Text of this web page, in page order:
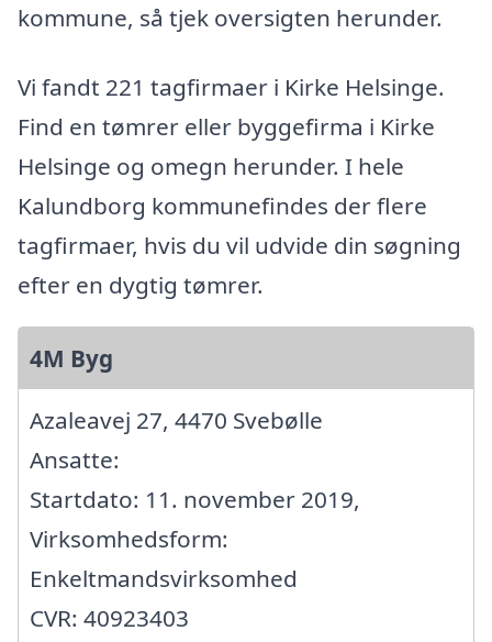
kommune, så tjek oversigten herunder.
Vi fandt 221 tagfirmaer i Kirke Helsinge.
Find en tømrer eller byggefirma i Kirke
Helsinge og omegn herunder. I hele
Kalundborg kommunefindes der flere
tagfirmaer, hvis du vil udvide din søgning
efter en dygtig tømrer.
4M Byg
Azaleavej 27, 4470 Svebølle
Ansatte:
Startdato: 11. november 2019,
Virksomhedsform:
Enkeltmandsvirksomhed
CVR: 40923403